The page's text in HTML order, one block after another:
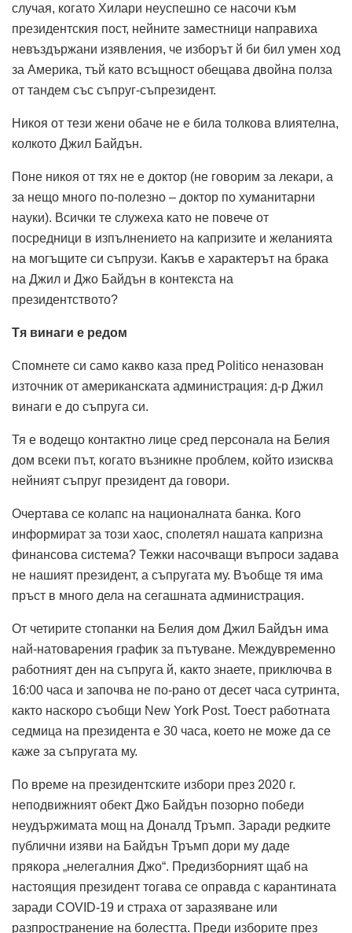
случая, когато Хилари неуспешно се насочи към
президентския пост, нейните заместници направиха
невъздържани изявления, че изборът й би бил умен ход
за Америка, тъй като всъщност обещава двойна полза
от тандем със съпруг-съпрезидент.
Никоя от тези жени обаче не е била толкова влиятелна,
колкото Джил Байдън.
Поне никоя от тях не е доктор (не говорим за лекари, а
за нещо много по-полезно – доктор по хуманитарни
науки). Всички те служеха като не повече от
посредници в изпълнението на капризите и желанията
на могъщите си съпрузи. Какъв е характерът на брака
на Джил и Джо Байдън в контекста на
президентството?
Тя винаги е редом
Спомнете си само какво каза пред Politico неназован
източник от американската администрация: д-р Джил
винаги е до съпруга си.
Тя е водещо контактно лице сред персонала на Белия
дом всеки път, когато възникне проблем, който изисква
нейният съпруг президент да говори.
Очертава се колапс на националната банка. Кого
информират за този хаос, сполетял нашата капризна
финансова система? Тежки насочващи въпроси задава
не нашият президент, а съпругата му. Въобще тя има
пръст в много дела на сегашната администрация.
От четирите стопанки на Белия дом Джил Байдън има
най-натоварения график за пътуване. Междувременно
работният ден на съпруга й, както знаете, приключва в
16:00 часа и започва не по-рано от десет часа сутринта,
както наскоро съобщи New York Post. Тоест работната
седмица на президента е 30 часа, което не може да се
каже за съпругата му.
По време на президентските избори през 2020 г.
неподвижният обект Джо Байдън позорно победи
неудържимата мощ на Доналд Тръмп. Заради редките
публични изяви на Байдън Тръмп дори му даде
прякора „нелегалния Джо“. Предизборният щаб на
настоящия президент тогава се оправда с карантината
заради COVID-19 и страха от заразяване или
разпространение на болестта. Преди изборите през